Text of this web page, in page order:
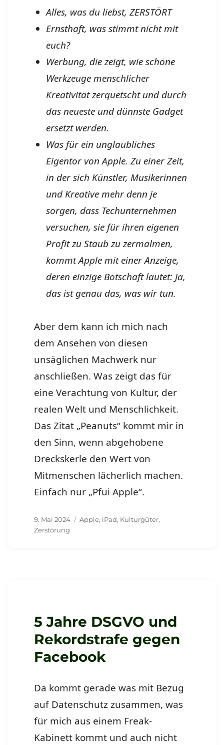
Alles, was du liebst, ZERSTÖRT
Ernsthaft, was stimmt nicht mit
euch?
Werbung, die zeigt, wie schöne
Werkzeuge menschlicher
Kreativität zerquetscht und durch
das neueste und dünnste Gadget
ersetzt werden.
Was für ein unglaubliches
Eigentor von Apple. Zu einer Zeit,
in der sich Künstler, Musikerinnen
und Kreative mehr denn je
sorgen, dass Techunternehmen
versuchen, sie für ihren eigenen
Profit zu Staub zu zermalmen,
kommt Apple mit einer Anzeige,
deren einzige Botschaft lautet: Ja,
das ist genau das, was wir tun.
Aber dem kann ich mich nach
dem Ansehen von diesen
unsäglichen Machwerk nur
anschließen. Was zeigt das für
eine Verachtung von Kultur, der
realen Welt und Menschlichkeit.
Das Zitat „Peanuts“ kommt mir in
den Sinn, wenn abgehobene
Dreckskerle den Wert von
Mitmenschen lächerlich machen.
Einfach nur „Pfui Apple“.
Veröffentlicht
am
9. Mai 2024 Schlagwörter
Apple, iPad, Kulturgüter,
Zerstörung
5 Jahre DSGVO und
Rekordstrafe gegen
Facebook
Da kommt gerade was mit Bezug
auf Datenschutz zusammen, was
für mich aus einem Freak-
Kabinett kommt und auch nicht